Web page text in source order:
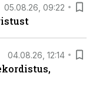
05.08.26, 09:22
04.08.26, 12:14